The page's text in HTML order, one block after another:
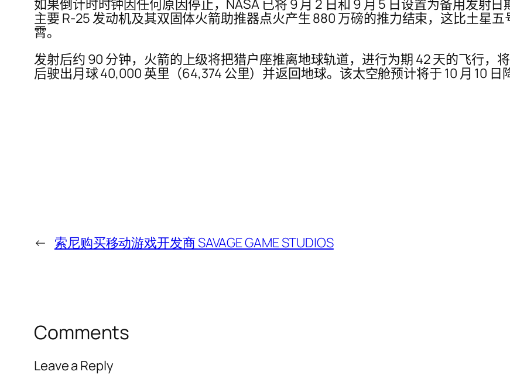
如果倒计时时钟因任何原因停止，NASA 已将 9 月 2 日和 9 月 5 日设置为备用发射
主要 R-25 发动机及其双固体火箭助推器点火产生 880 万磅的推力结束，这比土星
霄。
发射后约 90 分钟，火箭的上级将把猎户座推离地球轨道，进行为期 42 天的飞行，
后驶出月球 40,000 英里（64,374 公里）并返回地球。该太空舱预计将于 10 月 10 日
← 索尼购买移动游戏开发商 SAVAGE GAME STUDIOS
Comments
Leave a Reply